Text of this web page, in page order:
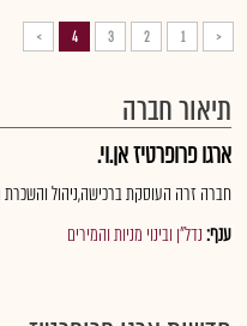
<
1
2
3
4
>
תיאור חברה
ארגו פרופרטיז אן.וי.
חברה זרה העוסקת ברכישה,ניהול והשכרת
ענף:נדל"ן ובינוי מניות והמירים